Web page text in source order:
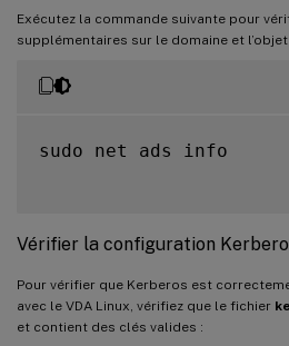
Exécutez la commande suivante pour
supplémentaires sur le domaine et
sudo net ads info
Vérifier la configuration
Pour vérifier que Kerberos est
avec le VDA Linux, vérifiez que le fichier
et contient des clés valides :